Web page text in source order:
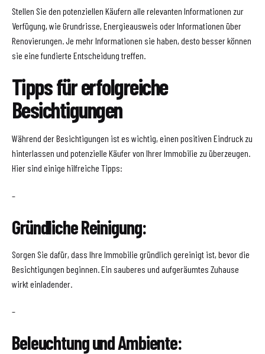
Stellen Sie den potenziellen Käufern alle relevanten Informationen zur
Verfügung, wie Grundrisse, Energieausweis oder Informationen über
Renovierungen. Je mehr Informationen sie haben, desto besser können
sie eine fundierte Entscheidung treffen.
Tipps für erfolgreiche
Besichtigungen
Während der Besichtigungen ist es wichtig, einen positiven Eindruck zu
hinterlassen und potenzielle Käufer von Ihrer Immobilie zu überzeugen.
Hier sind einige hilfreiche Tipps:
–
Gründliche Reinigung:
Sorgen Sie dafür, dass Ihre Immobilie gründlich gereinigt ist, bevor die
Besichtigungen beginnen. Ein sauberes und aufgeräumtes Zuhause
wirkt einladender.
–
Beleuchtung und Ambiente: